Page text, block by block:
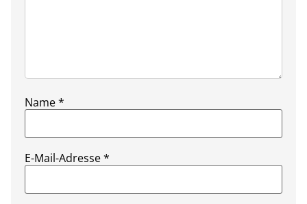
Name*
E-Mail-Adresse*